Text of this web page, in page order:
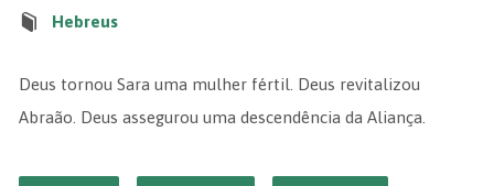
Hebreus
Deus tornou Sara uma mulher fértil. Deus revitalizou
Abraão. Deus assegurou uma descendência da Aliança.